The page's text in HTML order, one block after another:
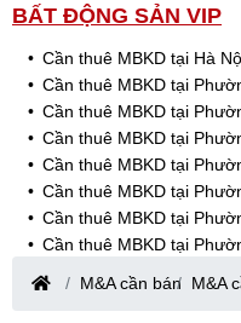
BẤT ĐỘNG SẢN VIP
Cần thuê MBKD tại Hà
Cần thuê MBKD tại
Cần thuê MBKD tại
Cần thuê MBKD tại
Cần thuê MBKD tại
Cần thuê MBKD tại
Cần thuê MBKD tại
Cần thuê MBKD tại
Cần thuê MBKD tại
Cần thuê MBKD tại
M&A cần bán M&A